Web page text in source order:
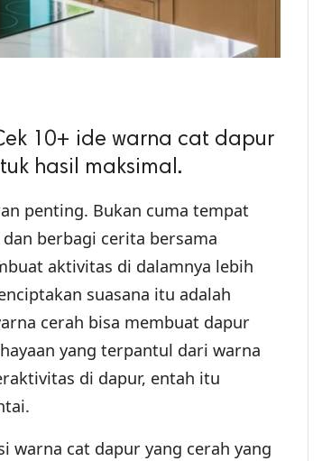
10+ ide warna cat dapur
hasil maksimal.
penting. Bukan cuma tempat
berbagi cerita bersama
aktivitas di dalamnya lebih
suasana itu adalah
cerah bisa membuat dapur
yang terpantul dari warna
di dapur, entah itu
warna cat dapur yang cerah yang